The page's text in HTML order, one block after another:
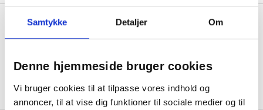
Samtykke Detaljer Om
Denne hjemmeside bruger cookies
Vi bruger cookies til at tilpasse vores indhold og
annoncer, til at vise dig funktioner til sociale medier og til
Lemigo sikkerhedsgummistøvle
1 par á 368,75